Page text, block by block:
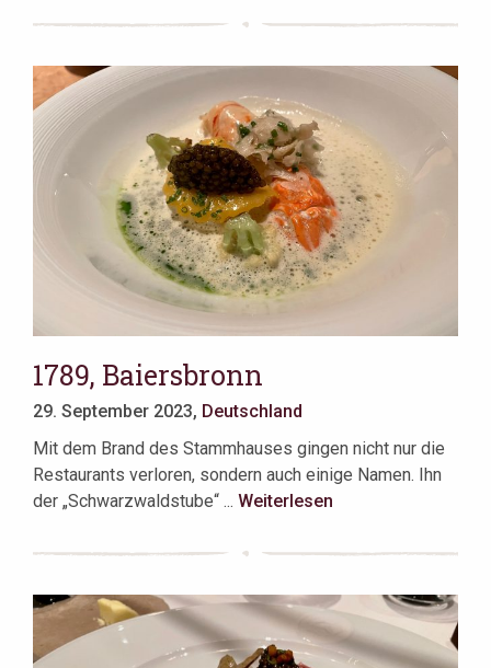
1789, Baiersbronn
29. September 2023, Deutschland
Mit dem Brand des Stammhauses gingen nicht nur die
Restaurants verloren, sondern auch einige Namen. Ihn
der „Schwarzwaldstube“ ... Weiterlesen